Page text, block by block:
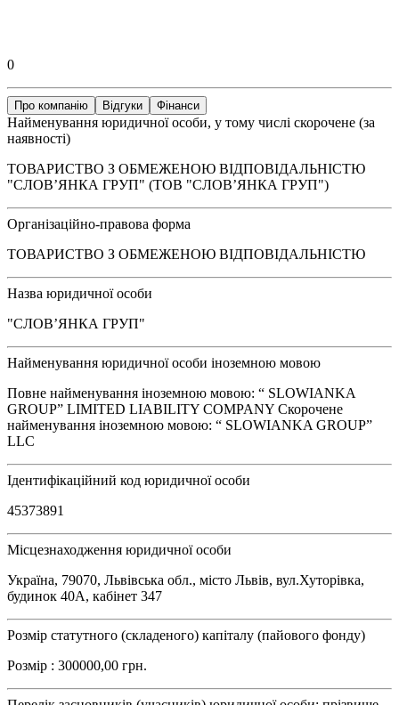
0
Про компанію Відгуки Фінанси
Найменування юридичної особи, у тому числі скорочене (за
наявності)
ТОВАРИСТВО З ОБМЕЖЕНОЮ ВІДПОВІДАЛЬНІСТЮ
"СЛОВ’ЯНКА ГРУП" (ТОВ "СЛОВ’ЯНКА ГРУП")
Організаційно-правова форма
ТОВАРИСТВО З ОБМЕЖЕНОЮ ВІДПОВІДАЛЬНІСТЮ
Назва юридичної особи
"СЛОВ’ЯНКА ГРУП"
Найменування юридичної особи іноземною мовою
Повне найменування іноземною мовою: “ SLOWIANKA
GROUP” LIMITED LIABILITY COMPANY Скорочене
найменування іноземною мовою: “ SLOWIANKA GROUP”
LLC
Ідентифікаційний код юридичної особи
45373891
Місцезнаходження юридичної особи
Україна, 79070, Львівська обл., місто Львів, вул.Хуторівка,
будинок 40А, кабінет 347
Розмір статутного (складеного) капіталу (пайового фонду)
Розмір : 300000,00 грн.